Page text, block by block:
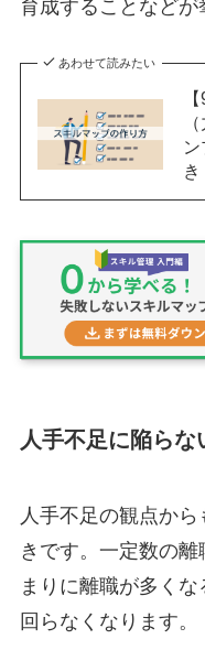
育成することなどが
あわせて読みたい
き
人手不足に陥ら
人手不足の観点か
きです。一定数の
まりに離職が多く
回らなくなります。